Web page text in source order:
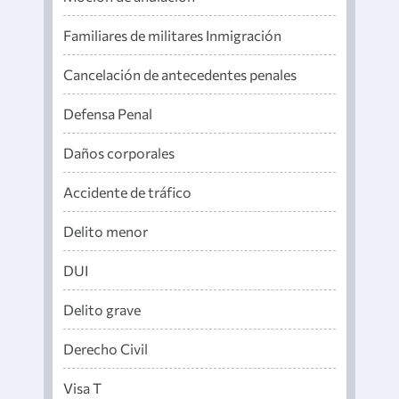
Familiares de militares Inmigración
Cancelación de antecedentes penales
Defensa Penal
Daños corporales
Accidente de tráfico
Delito menor
DUI
Delito grave
Derecho Civil
Visa T